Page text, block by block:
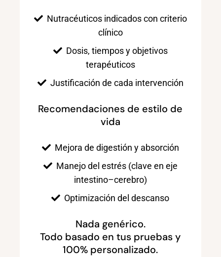
Nutracéuticos indicados con criterio
clínico
Dosis, tiempos y objetivos
terapéuticos
Justificación de cada intervención
Recomendaciones de estilo de
vida
Mejora de digestión y absorción
Manejo del estrés (clave en eje
intestino–cerebro)
Optimización del descanso
Nada genérico.
Todo basado en tus pruebas y
100% personalizado.